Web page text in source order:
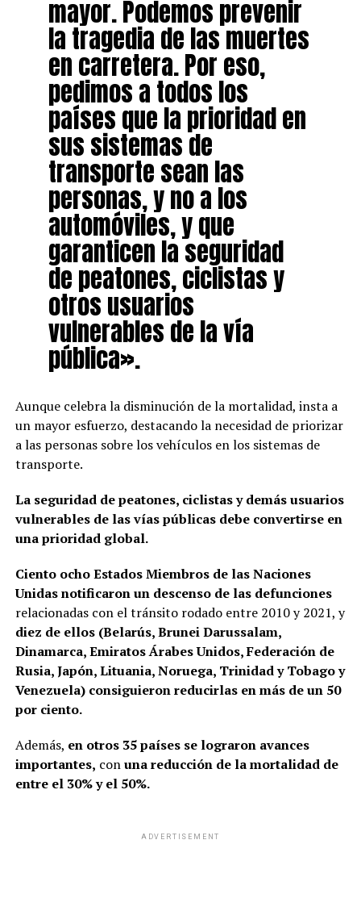
mayor. Podemos prevenir
la tragedia de las muertes
en carretera. Por eso,
pedimos a todos los
países que la prioridad en
sus sistemas de
transporte sean las
personas, y no a los
automóviles, y que
garanticen la seguridad
de peatones, ciclistas y
otros usuarios
vulnerables de la vía
pública».
Aunque celebra la disminución de la mortalidad, insta a
un mayor esfuerzo, destacando la necesidad de priorizar
a las personas sobre los vehículos en los sistemas de
transporte.
La seguridad de peatones, ciclistas y demás usuarios
vulnerables de las vías públicas debe convertirse en
una prioridad global.
Ciento ocho Estados Miembros de las Naciones
Unidas notificaron un descenso de las defunciones
relacionadas con el tránsito rodado entre 2010 y 2021, y
diez de ellos (Belarús, Brunei Darussalam,
Dinamarca, Emiratos Árabes Unidos, Federación de
Rusia, Japón, Lituania, Noruega, Trinidad y Tobago y
Venezuela) consiguieron reducirlas en más de un 50
por ciento.
Además, en otros 35 países se lograron avances
importantes, conuna reducción de la mortalidad de
entre el 30% y el 50%.
ADVERTISEMENT